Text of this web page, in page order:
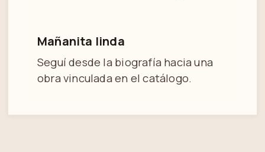
Mañanita linda
Seguí desde la biografía hacia una
obra vinculada en el catálogo.